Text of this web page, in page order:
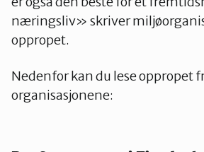
næringsliv» skriver
oppropet.
Nedenfor kan du lese oppropet
organisasjonene: